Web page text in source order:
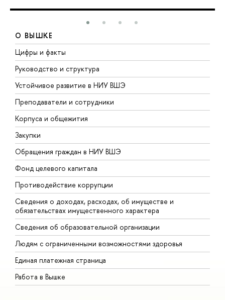
О ВЫШКЕ
Цифры и факты
Руководство и структура
Устойчивое развитие в НИУ ВШЭ
Преподаватели и сотрудники
Корпуса и общежития
Закупки
Обращения граждан в НИУ ВШЭ
Фонд целевого капитала
Противодействие коррупции
Сведения о доходах, расходах, об имуществе и
обязательствах имущественного характера
Сведения об образовательной организации
Людям с ограниченными возможностями здоровья
Единая платежная страница
Работа в Вышке